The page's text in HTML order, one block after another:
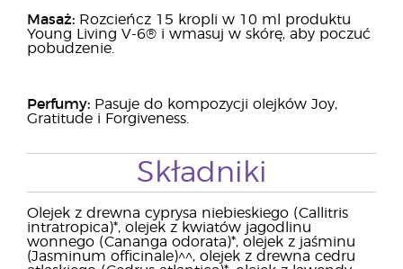
Masaż: Rozcieńcz 15 kropli w 10 ml produktu
Young Living V-6® i wmasuj w skórę, aby poczuć
pobudzenie.
Perfumy: Pasuje do kompozycji olejków Joy,
Gratitude i Forgiveness.
Składniki
Olejek z drewna cyprysa niebieskiego (Callitris
intratropica)*, olejek z kwiatów jagodlinu
wonnego (Cananga odorata)*, olejek z jaśminu
(Jasminum officinale)^^, olejek z drewna cedru